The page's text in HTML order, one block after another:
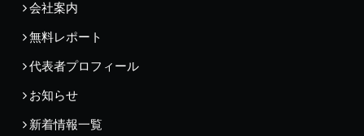
会社案内
無料レポート
代表者プロフィール
お知らせ
新着情報一覧